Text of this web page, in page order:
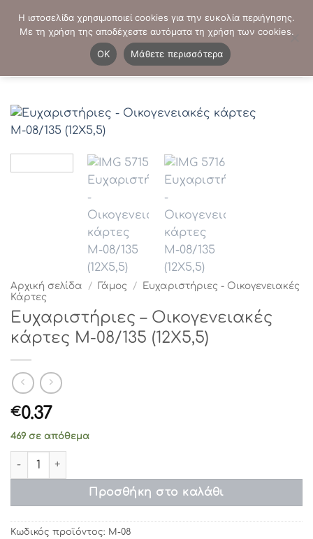
στο
ΤΗΛΕΦΩΝΙΚΕΣ ΠΑΡΑΓΓΕΛΙΕΣ: - 2103821941
Αρχική σελίδα / Γάμος / Ευχαριστήριες - Οικογενειακές
Κάρτες
Ευχαριστήριες – Οικογενειακές
κάρτες Μ-08/135 (12Χ5,5)
€0.37
469 σε απόθεμα
Ευχαριστήριες - Οικογενειακές κάρτες Μ-08/135
Προσθήκη στο καλάθι
Κωδικός προϊόντος: Μ-08
Η ιστοσελίδα χρησιμοποιεί cookies για την ευκολία περιήγησης.
Με τη χρήση της αποδέχεστε αυτόματα τη χρήση των cookies.
OK
Μάθετε περισσότερα